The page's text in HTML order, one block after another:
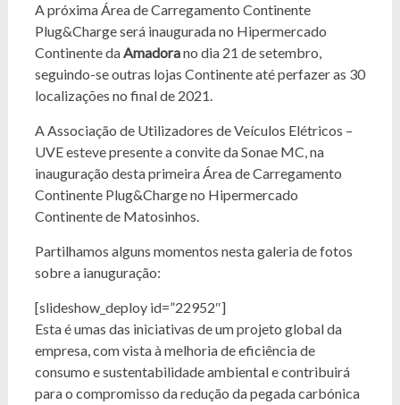
A próxima Área de Carregamento Continente
Plug&Charge será inaugurada no Hipermercado
Continente daAmadorano dia 21 de setembro,
seguindo-se outras lojas Continente até perfazer as 30
localizações no final de 2021.
A Associação de Utilizadores de Veículos Elétricos –
UVE esteve presente a convite da Sonae MC, na
inauguração desta primeira Área de Carregamento
Continente Plug&Charge no Hipermercado
Continente de Matosinhos.
Partilhamos alguns momentos nesta galeria de fotos
sobre a ianuguração:
[slideshow_deploy id=”22952″]
Esta é umas das iniciativas de um projeto global da
empresa, com vista à melhoria de eficiência de
consumo e sustentabilidade ambiental e contribuirá
para o compromisso da redução da pegada carbónica